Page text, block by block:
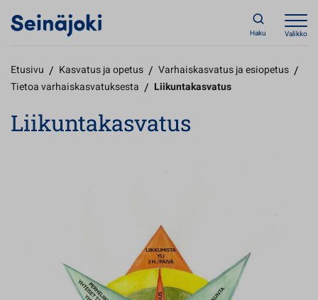
Haku Valikko
Etusivu / Kasvatus ja opetus / Varhaiskasvatus ja esiopetus /
Tietoa varhaiskasvatuksesta / Liikuntakasvatus
Liikuntakasvatus